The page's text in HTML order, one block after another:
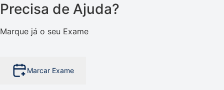
Precisa de Ajuda?
Marque já o seu Exame
Marcar Exame